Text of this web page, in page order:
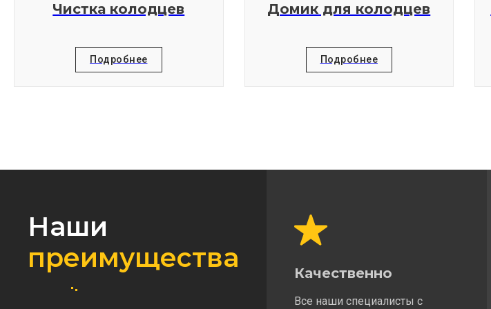
Чистка колодцев
Подробнее
Домик для колодцев
Подробнее
Наши
преимущества
Качественно
Все наши специалисты с